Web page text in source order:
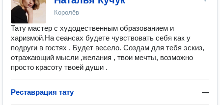
Королёв
Тату мастер с худодественным образованием и
харизмой.На сеансах будете чувствовать себя как у
подруги в гостях . Будет весело. Создам для тебя эскиз,
отражающий мысли ,желания , твои мечты, возможно
просто красоту твоей души .
Реставрация тату —